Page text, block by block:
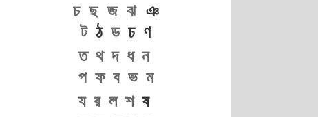
চ ছ জ ঝঞ
টঠ ডঢ ণ
ত থ দ ধ ন
প ফ ব ভ ম
য র ল শষ